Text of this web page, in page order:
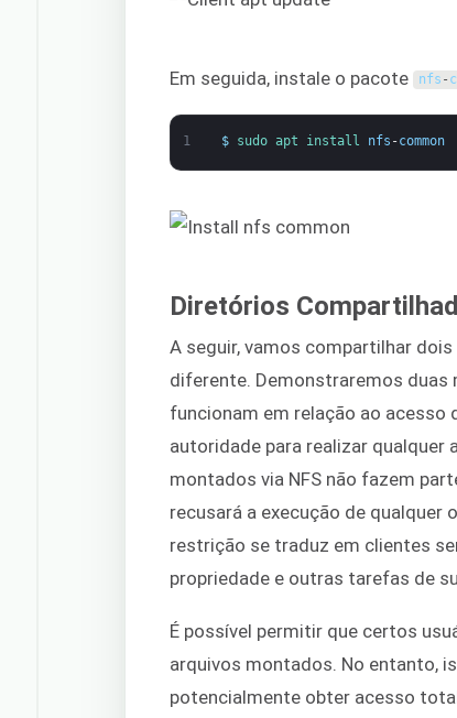
Em seguida, instale o pacote nfs -
1 $ sudo apt install nfs -common
Diretórios
A seguir, vamos compartilhar
diferente. Demonstraremos duas
funcionam em relação ao acesso
autoridade para realizar
montados via NFS não fazem
recusará a execução de qualquer
restrição se traduz em clientes
propriedade e outras tarefas de
É possível permitir que certos
arquivos montados. No entanto,
potencialmente obter acesso